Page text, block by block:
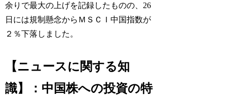
余りで最大の上げを記録したものの、26
日には規制懸念からＭＳＣＩ中国指数が
２％下落しました。
【ニュースに関する知
識】：中国株への投資の特